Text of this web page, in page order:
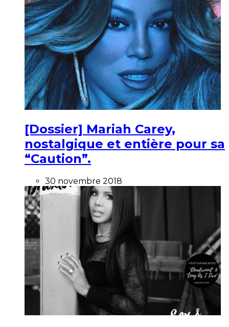
[Dossier] Mariah Carey,
nostalgique et entière pour sa
“Caution”.
30 novembre 2018